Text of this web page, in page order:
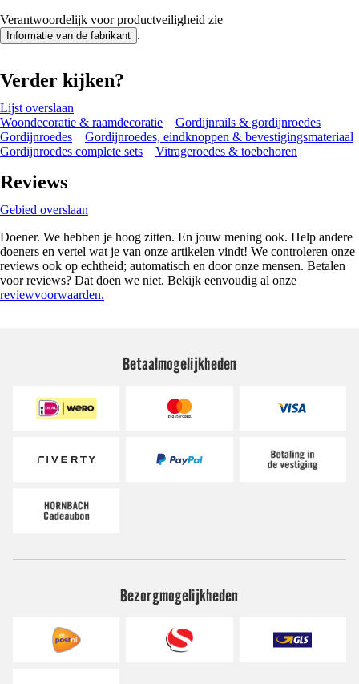
Verantwoordelijk voor productveiligheid zie
Informatie van de fabrikant .
Verder kijken?
Lijst overslaan
Woondecoratie & raamdecoratie
Gordijnrails & gordijnroedes
Gordijnroedes
Gordijnroedes, eindknoppen & bevestigingsmateriaal
Gordijnroedes complete sets
Vitrageroedes & toebehoren
Reviews
Gebied overslaan
Doener. We hebben je hoog zitten. En jouw mening ook. Help andere
doeners en vertel wat je van onze artikelen vindt! We controleren onze
reviews ook op echtheid; automatisch en door onze mensen. Betalen
voor reviews? Dat doen we niet. Bekijk eenvoudig al onze
reviewvoorwaarden.
Betaalmogelijkheden
Bezorgmogelijkheden